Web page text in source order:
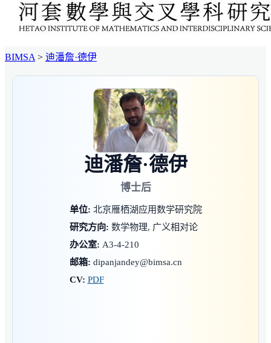
BIMSA > 迪潘詹·德伊
迪潘詹·德伊
博士后
单位: 北京雁栖湖应用数学研究院
研究方向: 数学物理, 广义相对论
办公室: A3-4-210
邮箱: dipanjandey@bimsa.cn
CV: PDF